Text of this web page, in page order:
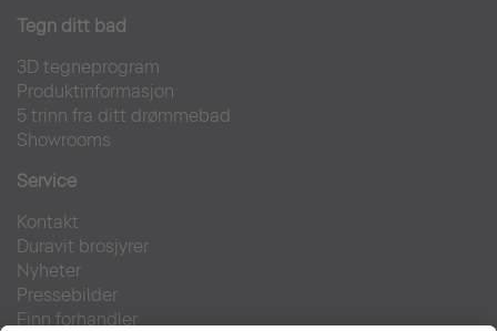
Tegn ditt bad
3D tegneprogram
Produktinformasjon
5 trinn fra ditt drømmebad
Showrooms
Service
Kontakt
Duravit brosjyrer
Nyheter
Pressebilder
Finn forhandler